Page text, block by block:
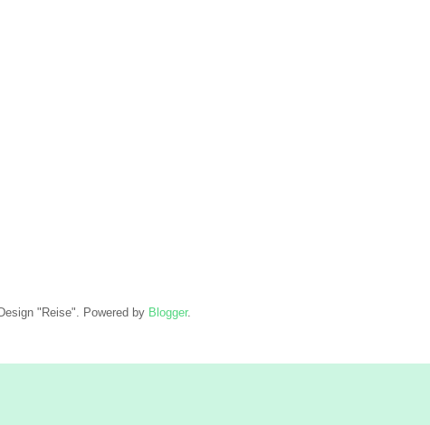
Design "Reise". Powered by Blogger.